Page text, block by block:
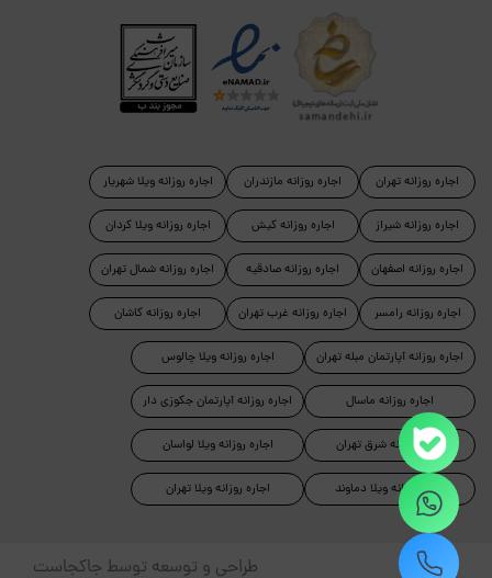
اجاره روزانه تهران
اجاره روزانه شیراز
اجاره روزانه اصفهان
اجاره روزانه رامسر
اجاره روزانه مازندران
اجاره روزانه کیش
اجاره روزانه صادقیه
اجاره روزانه غرب تهران
اجاره روزانه ویلا شهریار
اجاره روزانه ویلا کردان
اجاره روزانه شمال تهران
اجاره روزانه کاشان
اجاره روزانه آپارتمان مبله تهران
اجاره روزانه ماسال
اجاره روزانه شرق تهران
اجاره روزانه ویلا دماوند
اجاره روزانه ویلا چالوس
اجاره روزانه آپارتمان جکوزی دار
اجاره روزانه ویلا لواسان
اجاره روزانه ویلا تهران
طراحی و توسعه توسط جاکجاست